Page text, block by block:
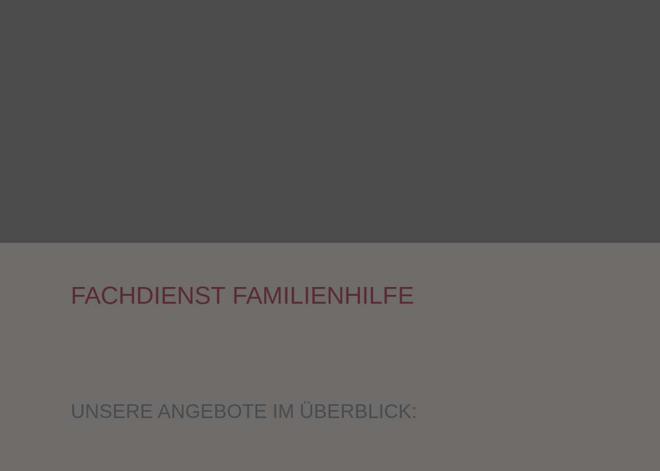
FACH­DIENST FAMILIENHILFE
UNSE­RE ANGE­BO­TE IM ÜBERBLICK: